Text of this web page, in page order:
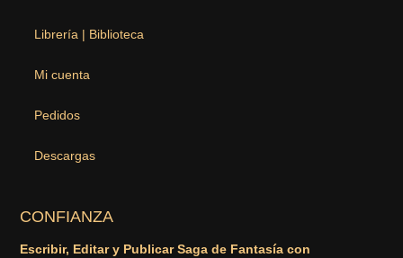
Librería | Biblioteca
Mi cuenta
Pedidos
Descargas
CONFIANZA
Escribir, Editar y Publicar Saga de Fantasía con